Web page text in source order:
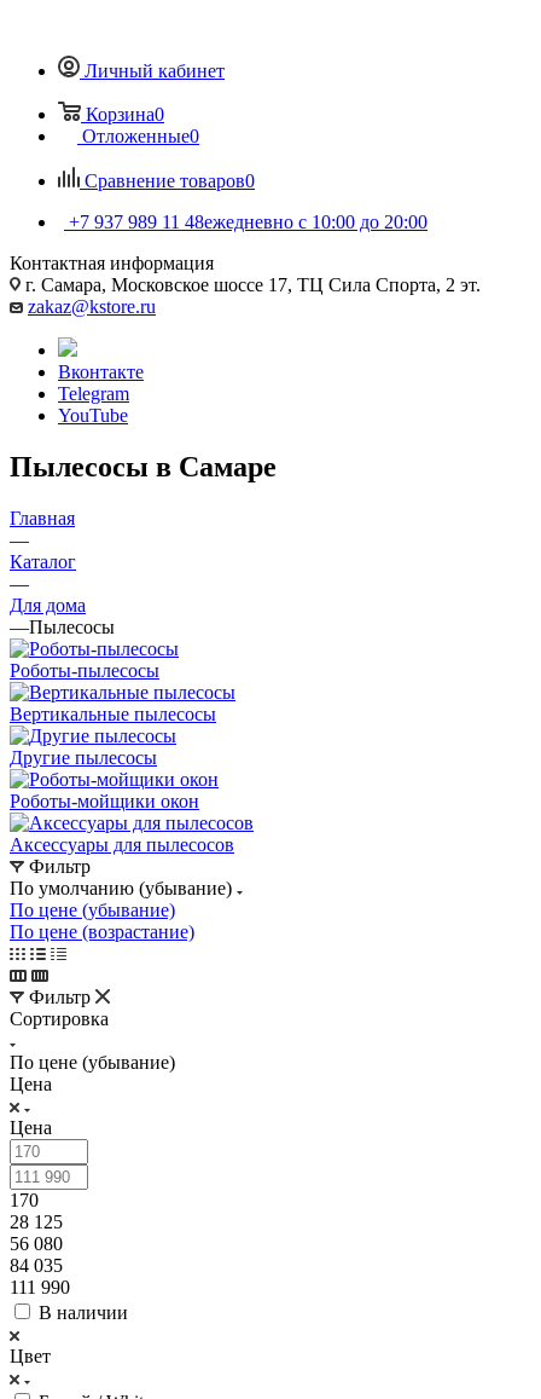
Личный кабинет
Корзина0
Отложенные0
Сравнение товаров0
+7 937 989 11 48ежедневно с 10:00 до 20:00
Контактная информация
г. Самара, Московское шоссе 17, ТЦ Сила Спорта, 2 эт.
zakaz@kstore.ru
Вконтакте
Telegram
YouTube
Пылесосы в Самаре
Главная
—
Каталог
—
Для дома
—Пылесосы
Роботы-пылесосы
Вертикальные пылесосы
Другие пылесосы
Роботы-мойщики окон
Аксессуары для пылесосов
Фильтр
По умолчанию (убывание)
По цене (убывание)
По цене (возрастание)
Фильтр
Сортировка
По цене (убывание)
Цена
Цена
170
28 125
56 080
84 035
111 990
В наличии
Цвет